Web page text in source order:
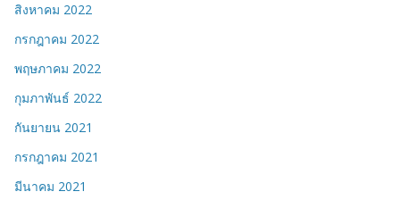
สิงหาคม 2022
กรกฎาคม 2022
พฤษภาคม 2022
กุมภาพันธ์ 2022
กันยายน 2021
กรกฎาคม 2021
มีนาคม 2021